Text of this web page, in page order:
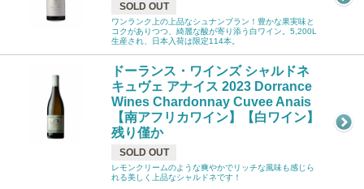
SOLD OUT
ワンランク上の上品なシュナンブラン！豊かな果実味と
コクがありつつ、綺麗な酸が寄り添う白ワイン。5,200L
生産され、日本入荷は限定114本。
ドーランス・ワインズ シャルドネ
キュヴェ アナイス 2023 Dorrance
Wines Chardonnay Cuvee Anais
【南アフリカワイン】【白ワイン】
残り僅か
SOLD OUT
レモンクリームのような爽やかでリッチな風味も感じら
れる美しく上品なシャルドネです！